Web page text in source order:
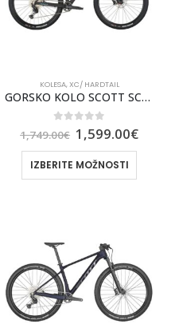
KOLESA,XC/ HARDTAIL
GORSKO KOLO SCOTT SCALE 925 2026
out of 5
1,749.00€ 1,599.00€
IZBERITE MOŽNOSTI